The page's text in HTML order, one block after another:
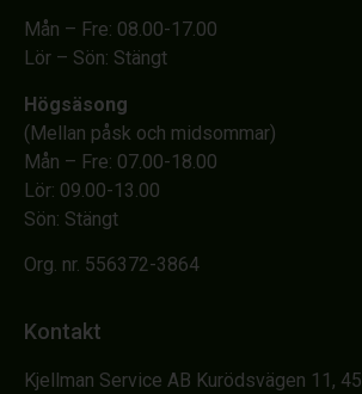
Mån – Fre: 08.00-17.00
Lör – Sön: Stängt
Högsäsong
(Mellan påsk och midsommar)
Mån – Fre: 07.00-18.00
Lör: 09.00-13.00
Sön: Stängt
Org. nr. 556372-3864
Kontakt
Kjellman Service AB Kurödsvägen 11,